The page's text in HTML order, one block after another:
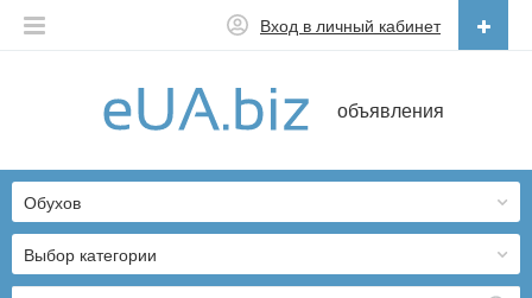
объявления
Вход в личный кабинет
Українська
Выбор категории
Обухов